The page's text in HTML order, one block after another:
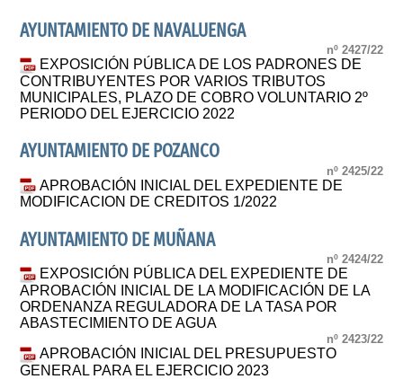
AYUNTAMIENTO DE NAVALUENGA
nº 2427/22
EXPOSICIÓN PÚBLICA DE LOS PADRONES DE
CONTRIBUYENTES POR VARIOS TRIBUTOS
MUNICIPALES, PLAZO DE COBRO VOLUNTARIO 2º
PERIODO DEL EJERCICIO 2022
AYUNTAMIENTO DE POZANCO
nº 2425/22
APROBACIÓN INICIAL DEL EXPEDIENTE DE
MODIFICACION DE CREDITOS 1/2022
AYUNTAMIENTO DE MUÑANA
nº 2424/22
EXPOSICIÓN PÚBLICA DEL EXPEDIENTE DE
APROBACIÓN INICIAL DE LA MODIFICACIÓN DE LA
ORDENANZA REGULADORA DE LA TASA POR
ABASTECIMIENTO DE AGUA
nº 2423/22
APROBACIÓN INICIAL DEL PRESUPUESTO
GENERAL PARA EL EJERCICIO 2023